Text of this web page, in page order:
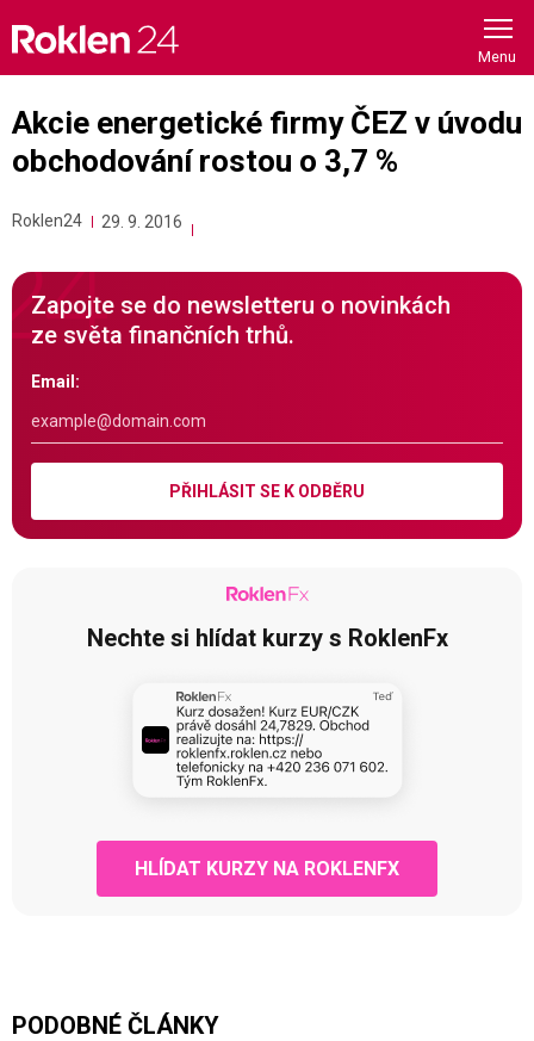
content
Akcie energetické firmy ČEZ v úvodu
obchodování rostou o 3,7 %
Roklen24 29. 9. 2016
Zapojte se do newsletteru o novinkách
ze světa finančních trhů.
Email:
PŘIHLÁSIT SE K ODBĚRU
Nechte si hlídat kurzy s RoklenFx
HLÍDAT KURZY NA ROKLENFX
PODOBNÉ ČLÁNKY